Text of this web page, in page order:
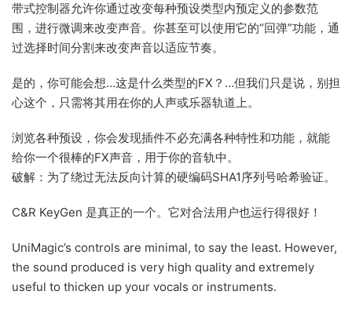
带式控制器允许你通过改变每种预设类型内预定义的参数范
围，进行微调来改变声音。你甚至可以使用它的“回弹”功能，通
过选择时间分割来改变声音以适应节奏。
是的，你可能会想…这是什么类型的FX？…但我们只是说，别担
心这个，只需将其用在你的人声或乐器轨道上。
浏览各种预设，你会发现插件不必充满各种特性和功能，就能
给你一个很棒的FX声音，用于你的音轨中。
破解：为了绕过无法反向计算的硬编码SHA1序列号哈希验证。
C&R KeyGen 是真正的一个。它对合法用户也运行得很好！
UniMagic’s controls are minimal, to say the least. However,
the sound produced is very high quality and extremely
useful to thicken up your vocals or instruments.